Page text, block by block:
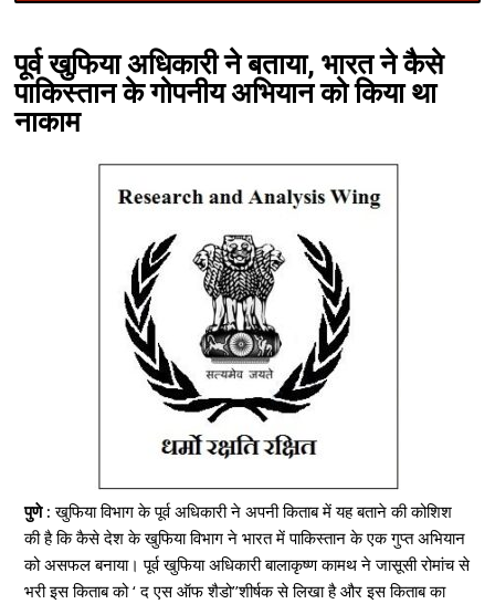
पूर्व खुफिया अधिकारी ने बताया, भारत ने कैसे
पाकिस्तान के गोपनीय अभियान को किया था
नाकाम
पुणे : खुफिया विभाग के पूर्व अधिकारी ने अपनी किताब में यह बताने की कोशिश
की है कि कैसे देश के खुफिया विभाग ने भारत में पाकिस्तान के एक गुप्त अभियान
को असफल बनाया। पूर्व खुफिया अधिकारी बालाकृष्ण कामथ ने जासूसी रोमांच से
भरी इस किताब को ‘ द एस ऑफ शैडो’’शीर्षक से लिखा है और इस किताब का